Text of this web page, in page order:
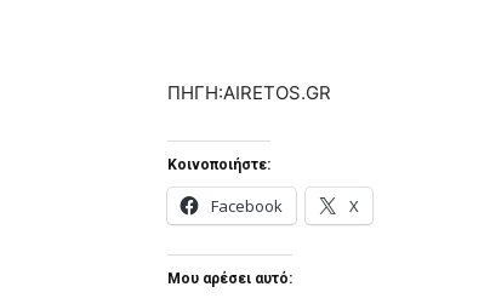
ΠΗΓΗ:AIRETOS.GR
Κοινοποιήστε:
Facebook X
Μου αρέσει αυτό: